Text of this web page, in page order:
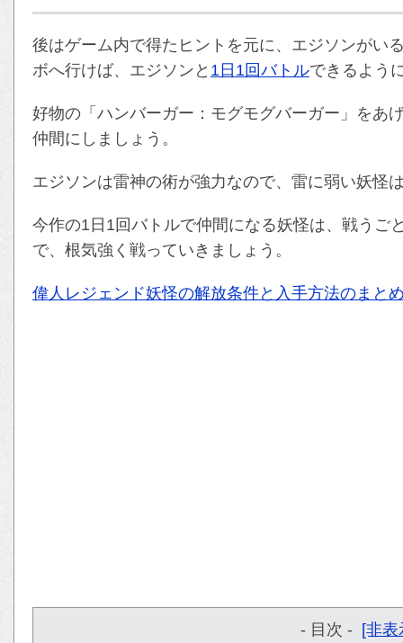
後はゲーム内で得たヒントを元に、エジソンがい
ボへ行けば、エジソンと 1日1回バトルできるよう
好物の「ハンバーガー：モグモグバーガー」をあ
仲間にしましょう。
エジソンは雷神の術が強力なので、雷に弱い妖怪
今作の1日1回バトルで仲間になる妖怪は、戦うご
で、根気強く戦っていきましょう。
偉人レジェンド妖怪の解放条件と入手方法のまと
- 目次 - [非表